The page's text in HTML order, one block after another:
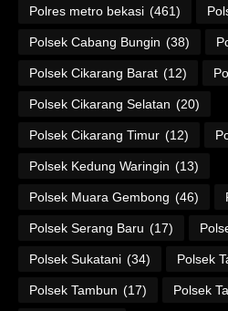
Polres metro bekasi (461)
Polsek Cabang Bungin (38)
Polsek Cikarang Barat (12)
Polsek Cikarang Selatan (20)
Polsek Cikarang Timur (12)
Polsek Kedung Waringin (13)
Polsek Muara Gembong (46)
Polsek Serang Baru (17)
Polsek Sukatani (34) Polsek
Polsek Tambun (17) Polsek